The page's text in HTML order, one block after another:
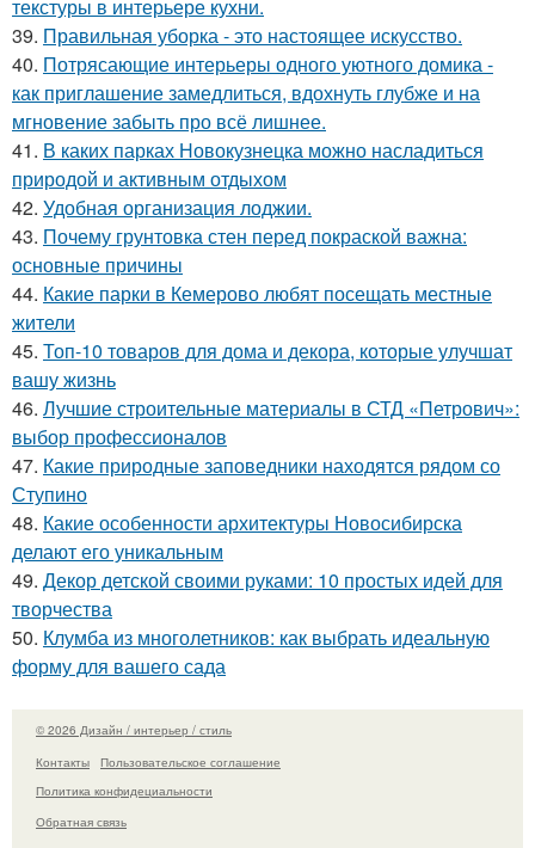
текстуры в интерьере кухни.
39. Правильная уборка - это настоящее искусство.
40. Потрясающие интерьеры одного уютного домика -
как приглашение замедлиться, вдохнуть глубже и на
мгновение забыть про всё лишнее.
41. В каких парках Новокузнецка можно насладиться
природой и активным отдыхом
42. Удобная организация лоджии.
43. Почему грунтовка стен перед покраской важна:
основные причины
44. Какие парки в Кемерово любят посещать местные
жители
45. Топ-10 товаров для дома и декора, которые улучшат
вашу жизнь
46. Лучшие строительные материалы в СТД «Петрович»:
выбор профессионалов
47. Какие природные заповедники находятся рядом со
Ступино
48. Какие особенности архитектуры Новосибирска
делают его уникальным
49. Декор детской своими руками: 10 простых идей для
творчества
50. Клумба из многолетников: как выбрать идеальную
форму для вашего сада
© 2026 Дизайн / интерьер / стиль
Контакты
Пользовательское соглашение
Политика конфидециальности
Обратная связь